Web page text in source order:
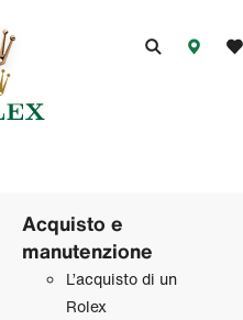
Acquisto e
manutenzione
L’acquisto di un
Rolex